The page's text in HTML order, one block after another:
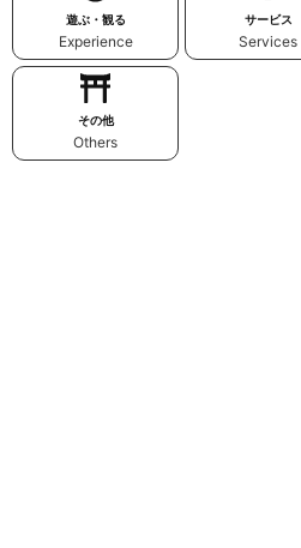
遊ぶ・観る
Experience
サービス
Services
その他
Others